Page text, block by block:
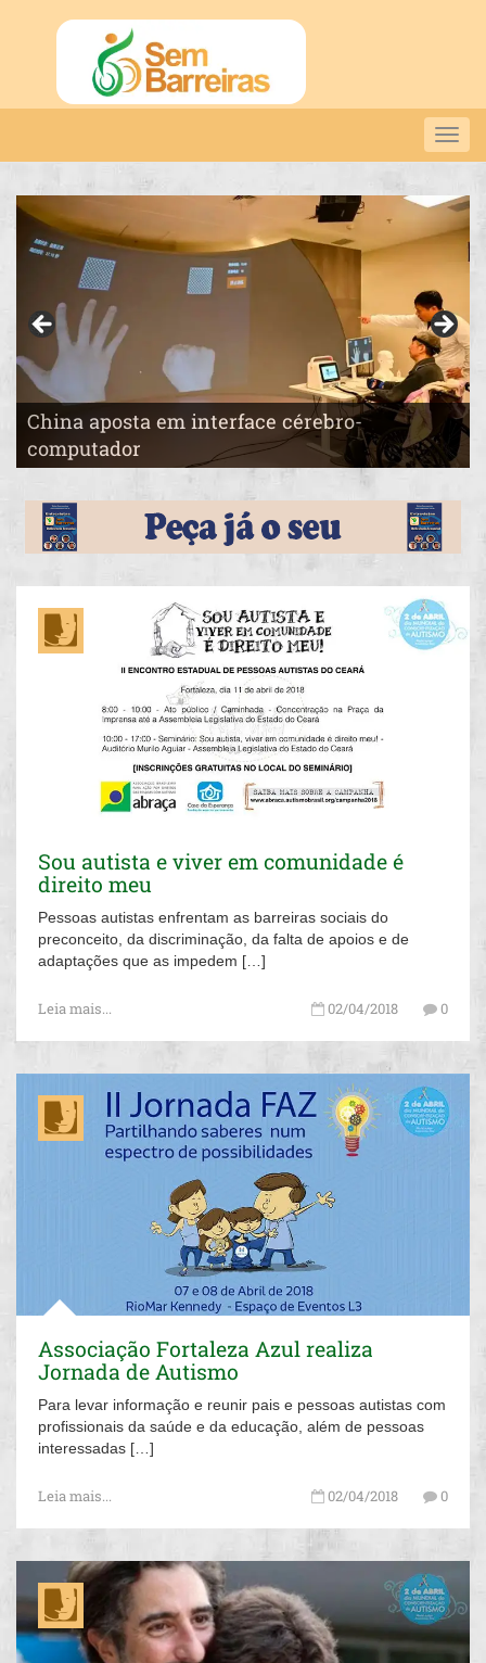
China aposta em interface cérebro-
computador
Pai constrói o “País das Maravilhas” para a
filha
Sou autista e viver em comunidade é
direito meu
Pessoas autistas enfrentam as barreiras sociais do
preconceito, da discriminação, da falta de apoios e de
adaptações que as impedem […]
Leia mais... 02/04/2018 0
Associação Fortaleza Azul realiza
Jornada de Autismo
Para levar informação e reunir pais e pessoas autistas com
profissionais da saúde e da educação, além de pessoas
interessadas […]
Leia mais... 02/04/2018 0